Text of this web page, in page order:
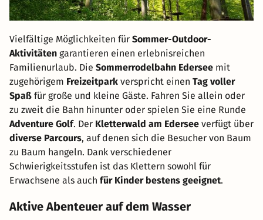
Vielfältige Möglichkeiten für Sommer-Outdoor-
Aktivitäten garantieren einen erlebnisreichen
Familienurlaub. Die Sommerrodelbahn Edersee mit
zugehörigem Freizeitpark verspricht einen Tag voller
Spaß für große und kleine Gäste. Fahren Sie allein oder
zu zweit die Bahn hinunter oder spielen Sie eine Runde
Adventure Golf. Der Kletterwald am Edersee verfügt über
diverse Parcours, auf denen sich die Besucher von Baum
zu Baum hangeln. Dank verschiedener
Schwierigkeitsstufen ist das Klettern sowohl für
Erwachsene als auch für Kinder bestens geeignet.
Aktive Abenteuer auf dem Wasser